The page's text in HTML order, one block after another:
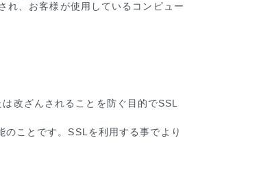
、お客様が使用しているコンピュー
改ざんされることを防ぐ目的でSSL
ことです。SSLを利用する事でより